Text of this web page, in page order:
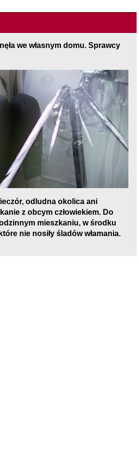
we własnym domu. Sprawcy
odludna okolica ani
z obcym człowiekiem. Do
mieszkaniu, w środku
nie nosiły śladów włamania.